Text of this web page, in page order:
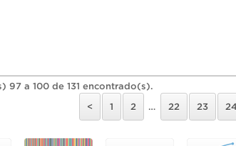
97 a 100 de 131 encontrado(s).
<
1 2 … 22 23